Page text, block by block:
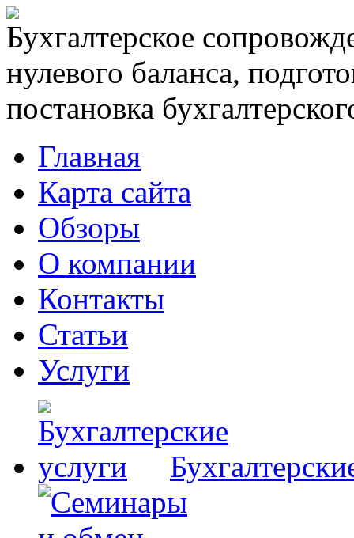
Бухгалтерское
нулевого баланса,
постановка
Главная
Карта сайта
Обзоры
О компании
Контакты
Статьи
Услуги